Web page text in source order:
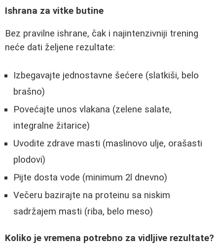
Ishrana za vitke butine
Bez pravilne ishrane, čak i najintenzivniji trening
neće dati željene rezultate:
Izbegavajte jednostavne šećere (slatkiši, belo
brašno)
Povećajte unos vlakana (zelene salate,
integralne žitarice)
Uvodite zdrave masti (maslinovo ulje, orašasti
plodovi)
Pijte dosta vode (minimum 2l dnevno)
Večeru bazirajte na proteinu sa niskim
sadržajem masti (riba, belo meso)
Koliko je vremena potrebno za vidljive rezultate?